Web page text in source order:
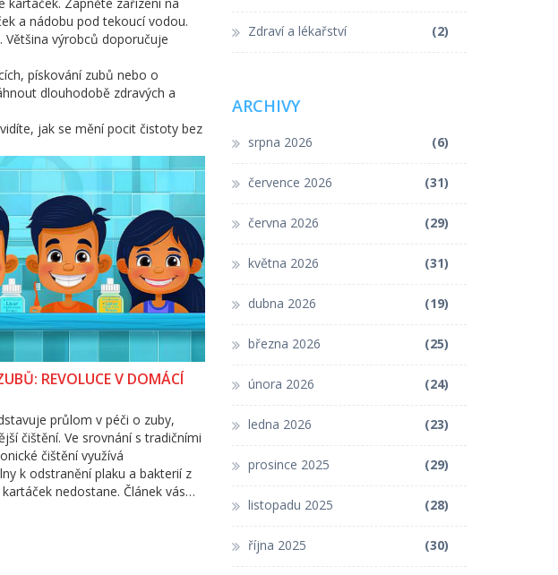
a nádobu pod tekoucí vodou.
výrobců doporučuje
pískování zubů nebo o
dlouhodobě zdravých a
jak se mění pocit čistoty bez
REVOLUCE V DOMÁCÍ
průlom v péči o zuby,
čištění. Ve srovnání s tradičními
čištění využívá
k odstranění plaku a bakterií z
nedostane. Článek vás
proč jsou pro vaši orální
pravý ultrasonický čistič zubů
Zdraví a lékařství (2)
ARCHIVY
srpna 2026 (6)
července 2026 (31)
června 2026 (29)
května 2026 (31)
dubna 2026 (19)
března 2026 (25)
února 2026 (24)
ledna 2026 (23)
prosince 2025 (29)
listopadu 2025 (28)
října 2025 (30)